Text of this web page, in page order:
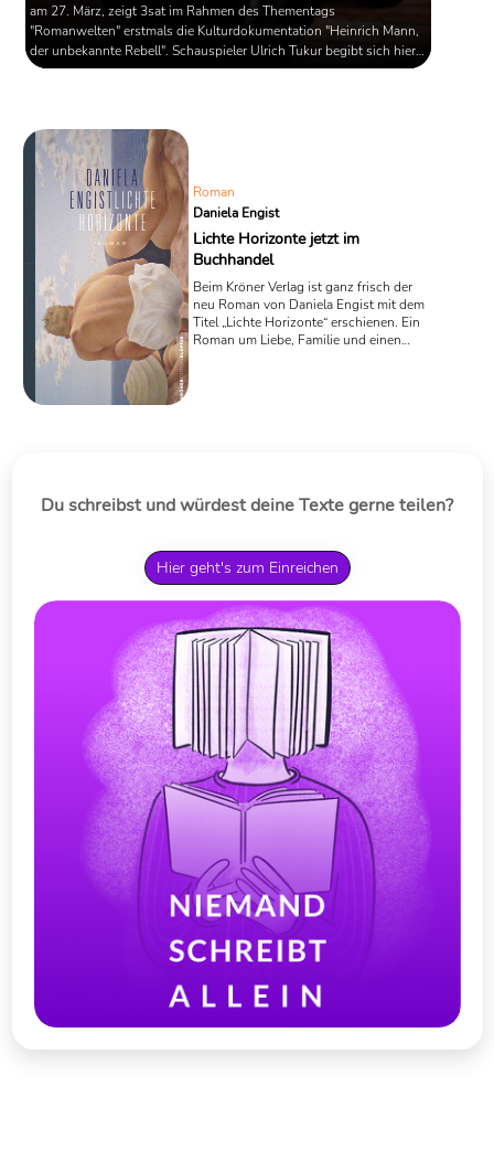
am 27. März, zeigt 3sat im Rahmen des Thementags
"Romanwelten" erstmals die Kulturdokumentation "Heinrich Mann,
der unbekannte Rebell". Schauspieler Ulrich Tukur begibt sich hier
auf die Spuren des Humanisten und Pazifisten, dessen Gedanken
Wolfgang Staudte zu sehen. Am 28. März zeigt 3sat dann mit dem
Film "Der blaue ...
Roman
Daniela Engist
Lichte Horizonte jetzt im
Buchhandel
Beim Kröner Verlag ist ganz frisch der
neu Roman von Daniela Engist mit dem
Titel „Lichte Horizonte“ erschienen. Ein
Roman um Liebe, Familie und einen
Du schreibst und würdest deine Texte gerne teilen?
Hier geht's zum Einreichen